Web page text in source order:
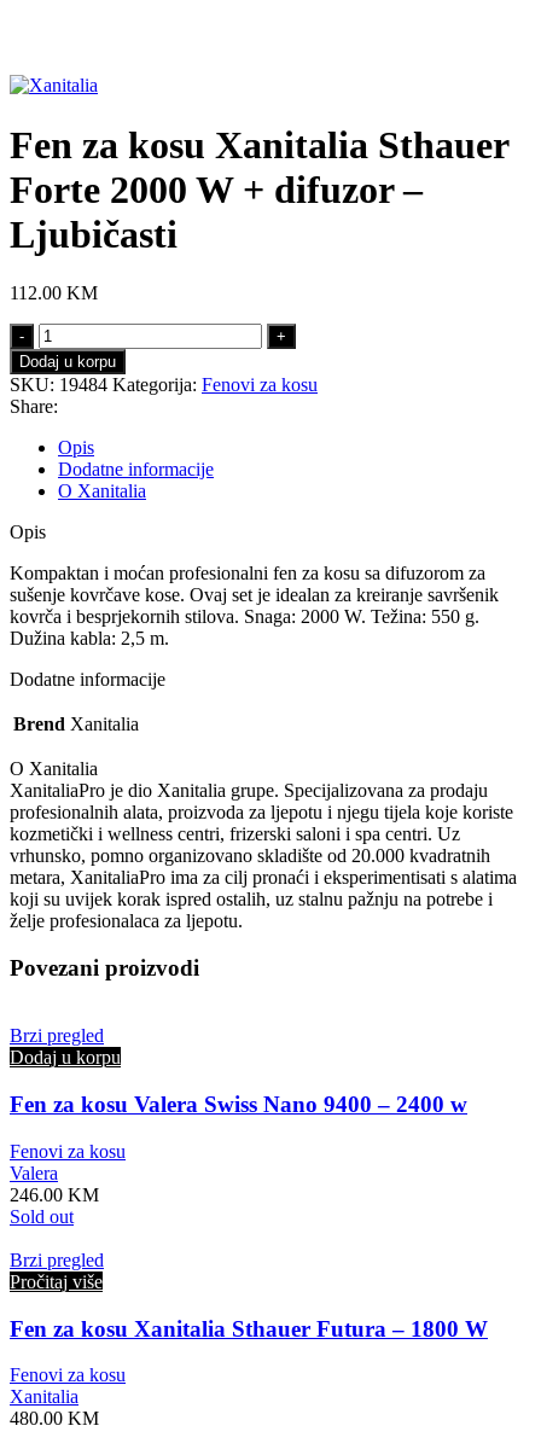
Fen za kosu Xanitalia Sthauer
Forte 2000 W + difuzor –
Ljubičasti
112.00 KM
Fen
za
kosu
Xanitalia
Sthauer
Forte
2000
W
difuzor
Ljubičasti
količina
Dodaj u korpu
SKU: 19484 Kategorija: Fenovi za kosu
Share:
Opis
Dodatne informacije
O Xanitalia
Opis
Kompaktan i moćan profesionalni fen za kosu sa difuzorom za
sušenje kovrčave kose. Ovaj set je idealan za kreiranje savršenik
kovrča i besprjekornih stilova. Snaga: 2000 W. Težina: 550 g.
Dužina kabla: 2,5 m.
Dodatne informacije
Brend Xanitalia
O Xanitalia
XanitaliaPro je dio Xanitalia grupe. Specijalizovana za prodaju
profesionalnih alata, proizvoda za ljepotu i njegu tijela koje koriste
kozmetički i wellness centri, frizerski saloni i spa centri. Uz
vrhunsko, pomno organizovano skladište od 20.000 kvadratnih
metara, XanitaliaPro ima za cilj pronaći i eksperimentisati s alatima
koji su uvijek korak ispred ostalih, uz stalnu pažnju na potrebe i
želje profesionalaca za ljepotu.
Povezani proizvodi
Brzi pregled
Dodaj u korpu
Fen za kosu Valera Swiss Nano 9400 – 2400 w
Fenovi za kosu
Valera
246.00 KM
Sold out
Brzi pregled
Pročitaj više
Fen za kosu Xanitalia Sthauer Futura – 1800 W
Fenovi za kosu
Xanitalia
480.00 KM